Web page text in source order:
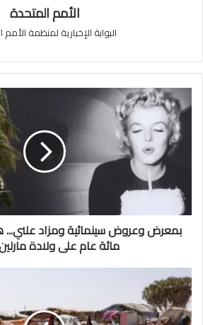
الأمم المتحدة
البوابة الإخبارية لمنظمة
بمعرض وعروض سينمائية ومزاد علني...
مائة عام على ولادة